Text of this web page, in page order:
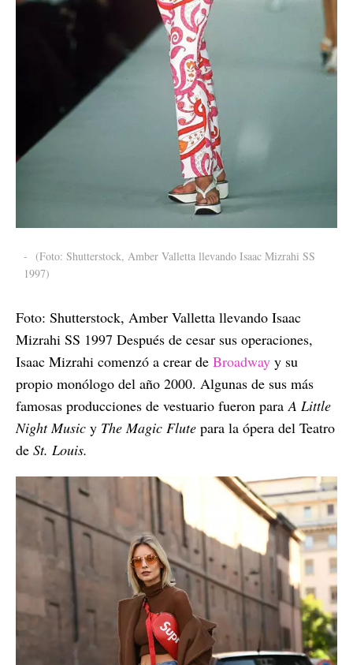
- (Foto: Shutterstock, Amber Valletta llevando Isaac Mizrahi SS
1997)
Foto: Shutterstock, Amber Valletta llevando Isaac
Mizrahi SS 1997 Después de cesar sus operaciones,
Isaac Mizrahi comenzó a crear de Broadway y su
propio monólogo del año 2000. Algunas de sus más
famosas producciones de vestuario fueron paraA Little
Night Music y The Magic Flute para la ópera del Teatro
de St. Louis.